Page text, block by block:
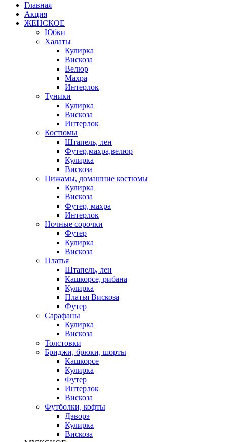
Главная
Акция
ЖЕНСКОЕ
Юбки
Халаты
Кулирка
Вискоза
Велюр
Махра
Интерлок
Туники
Кулирка
Вискоза
Интерлок
Костюмы
Штапель, лен
Футер,махра,велюр
Кулирка
Вискоза
Пижамы, домашние костюмы
Кулирка
Вискоза
Футер, махра
Интерлок
Ночные сорочки
Футер
Кулирка
Вискоза
Платья
Штапель, лен
Кашкорсе, рибана
Кулирка
Платья Вискоза
Футер
Сарафаны
Кулирка
Вискоза
Толстовки
Бриджи, брюки, шорты
Кашкорсе
Кулирка
Футер
Интерлок
Вискоза
Футболки, кофты
Дэворэ
Кулирка
Вискоза